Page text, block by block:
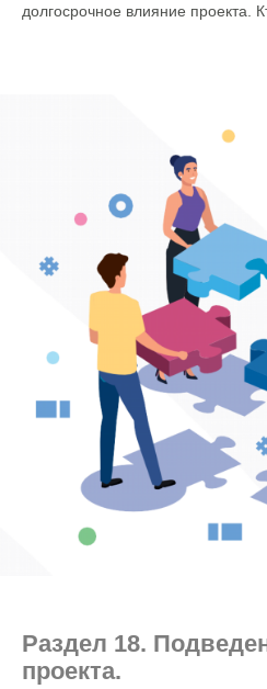
долгосрочное влияние проекта.
Раздел 18.
проекта.